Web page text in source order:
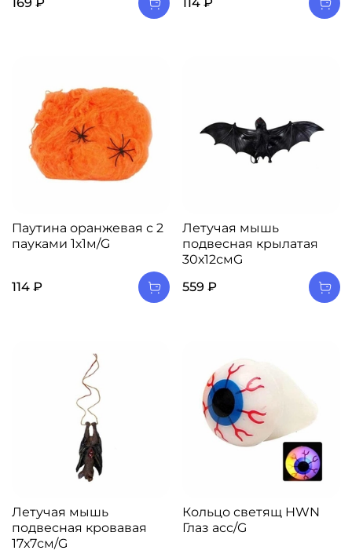
Паутина оранжевая с 2
пауками 1х1м/G
114 ₽
Летучая мышь
подвесная крылатая
30х12смG
559 ₽
Летучая мышь
подвесная кровавая
17х7см/G
Кольцо светящ HWN
Глаз асс/G